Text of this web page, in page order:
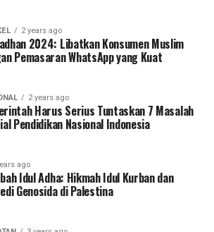
2 years ago
2024: Libatkan Konsumen Muslim
Pemasaran WhatsApp yang Kuat
2 years ago
Harus Serius Tuntaskan 7 Masalah
Pendidikan Nasional Indonesia
ago
Idul Adha: Hikmah Idul Kurban dan
Genosida di Palestina